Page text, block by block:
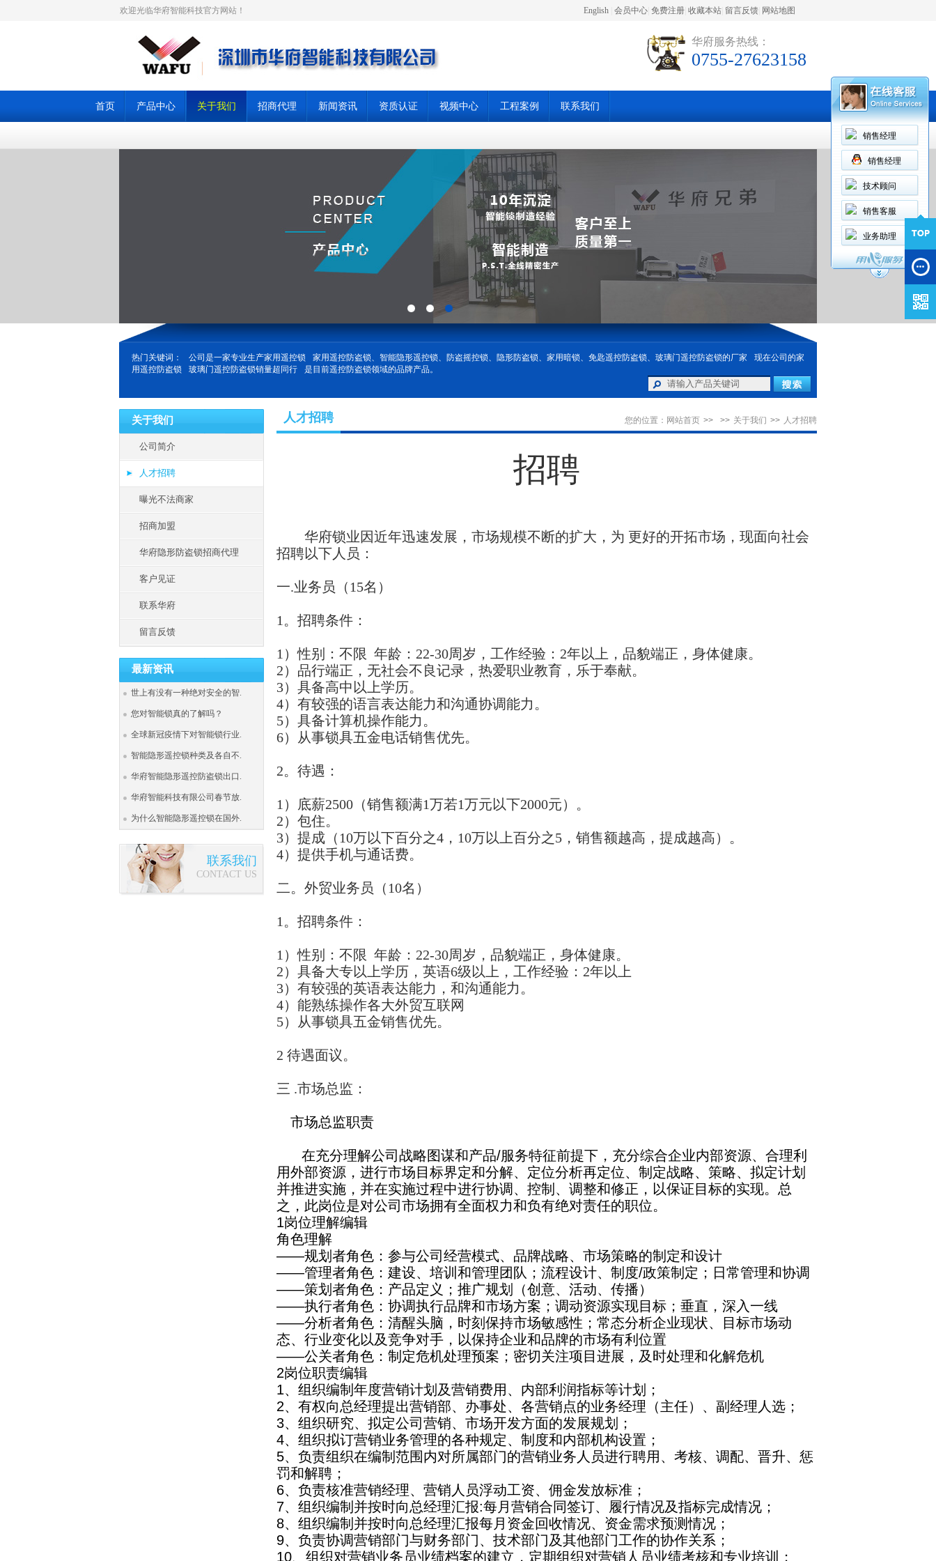
销售经理
销售经理
技术顾问
销售客服
业务助理
English 会员中心 免费注册 收藏本站 留言反馈 网站地图
欢迎光临华府智能科技官方网站！
华府服务热线：
0755-27623158
首页 产品中心 关于我们 招商代理 新闻资讯 资质认证 视频中心 工程案例 联系我们
百叶窗图片载入中
热门关键词： 公司是一家专业生产家用遥控锁 家用遥控防盗锁、智能隐形遥控锁、防盗摇控锁、隐形防盗锁、家用暗锁、免匙遥控防盗锁、玻璃门遥控防盗锁的厂家
现在公司的家
用遥控防盗锁
玻璃门遥控防盗锁销量超同行 是目前遥控防盗锁领域的品牌产品。
关于我们
公司简介
人才招聘
曝光不法商家
招商加盟
华府隐形防盗锁招商代理
客户见证
联系华府
留言反馈
最新资讯
世上有没有一种绝对安全的智.
您对智能锁真的了解吗？
全球新冠疫情下对智能锁行业.
智能隐形遥控锁种类及各自不.
华府智能隐形遥控防盗锁出口.
华府智能科技有限公司春节放.
为什么智能隐形遥控锁在国外.
联系我们
CONTACT US
人才招聘 您的位置： 网站首页 >> >> 关于我们 >> 人才招聘
招聘
华府锁业因近年迅速发展，市场规模不断的扩大，为 更好的开拓市场，现面向社会
招聘以下人员：
一.业务员（15名）
1。招聘条件：
1）性别：不限 年龄：22-30周岁，工作经验：2年以上，品貌端正，身体健康。
2）品行端正，无社会不良记录，热爱职业教育，乐于奉献。
3）具备高中以上学历。
4）有较强的语言表达能力和沟通协调能力。
5）具备计算机操作能力。
6）从事锁具五金电话销售优先。
2。待遇：
1）底薪2500（销售额满1万若1万元以下2000元）。
2）包住。
3）提成（10万以下百分之4，10万以上百分之5，销售额越高，提成越高）。
4）提供手机与通话费。
二。外贸业务员（10名）
1。招聘条件：
1）性别：不限 年龄：22-30周岁，品貌端正，身体健康。
2）具备大专以上学历，英语6级以上，工作经验：2年以上
3）有较强的英语表达能力，和沟通能力。
4）能熟练操作各大外贸互联网
5） 从事锁具五金销售优先。
2 待遇面议。
三 .市场总监：
市场总监职责
在充分理解公司战略图谋和产品/服务特征前提下，充分综合企业内部资源、合理利
用外部资源，进行市场目标界定和分解、定位分析再定位、制定战略、策略、拟定计划
并推进实施，并在实施过程中进行协调、控制、调整和修正，以保证目标的实现。总
之，此岗位是对公司市场拥有全面权力和负有绝对责任的职位。
1岗位理解编辑
角色理解
——规划者角色：参与公司经营模式、品牌战略、市场策略的制定和设计
——管理者角色：建设、培训和管理团队；流程设计、制度/政策制定；日常管理和协调
——策划者角色：产品定义；推广规划（创意、活动、传播）
——执行者角色：协调执行品牌和市场方案；调动资源实现目标；垂直，深入一线
——分析者角色：清醒头脑，时刻保持市场敏感性；常态分析企业现状、目标市场动
态、行业变化以及竞争对手，以保持企业和品牌的市场有利位置
——公关者角色：制定危机处理预案；密切关注项目进展，及时处理和化解危机
2岗位职责编辑
1、组织编制年度营销计划及营销费用、内部利润指标等计划；
2、有权向总经理提出营销部、办事处、各营销点的业务经理（主任）、副经理人选；
3、组织研究、拟定公司营销、市场开发方面的发展规划；
4、组织拟订营销业务管理的各种规定、制度和内部机构设置；
5、负责组织在编制范围内对所属部门的营销业务人员进行聘用、考核、调配、晋升、惩
罚和解聘；
6、负责核准营销经理、营销人员浮动工资、佣金发放标准；
7、组织编制并按时向总经理汇报:每月营销合同签订、履行情况及指标完成情况；
8、组织编制并按时向总经理汇报每月资金回收情况、资金需求预测情况；
9、负责协调营销部门与财务部门、技术部门及其他部门工作的协作关系；
10、组织对营销业务员业绩档案的建立，定期组织对营销人员业绩考核和专业培训；